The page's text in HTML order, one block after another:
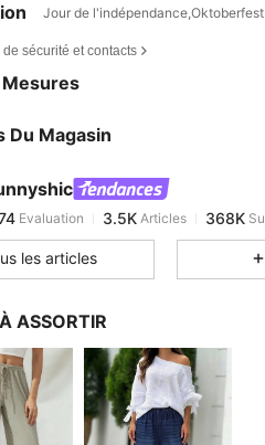
Jour de
de sécurité et contacts
Mesures
Du Magasin3.5K
Evaluation 3.5KArticles
d***4est en train de naviguer
3.5K
368K
3.5K
les articles
ASSORTIR